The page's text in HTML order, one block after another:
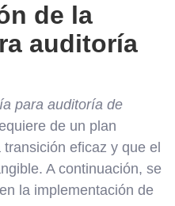
de la
auditoría
para auditoría de
de un plan
eficaz y que el
A continuación, se
la implementación de